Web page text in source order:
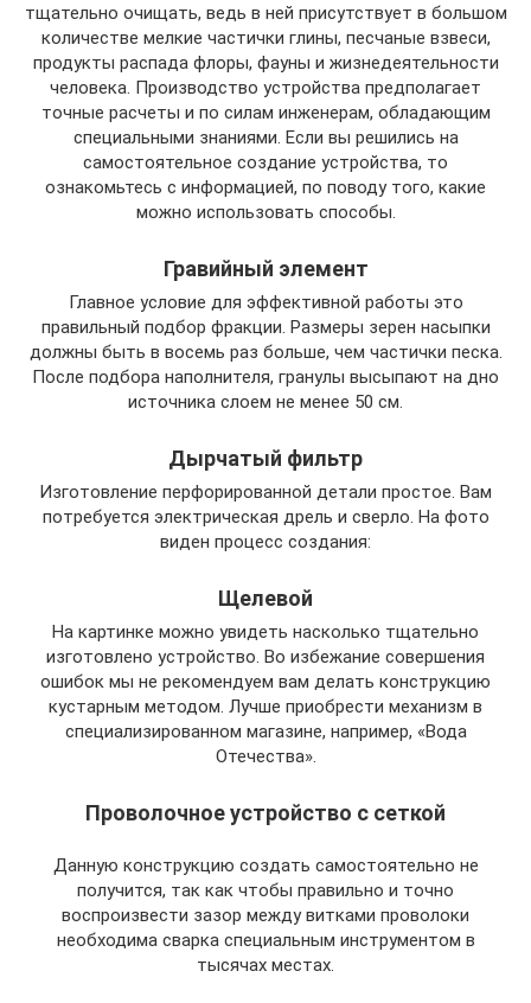
тщательно очищать, ведь в ней присутствует в большом
количестве мелкие частички глины, песчаные взвеси,
продукты распада флоры, фауны и жизнедеятельности
человека. Производство устройства предполагает
точные расчеты и по силам инженерам, обладающим
специальными знаниями. Если вы решились на
самостоятельное создание устройства, то
ознакомьтесь с информацией, по поводу того, какие
можно использовать способы.
Гравийный элемент
Главное условие для эффективной работы это
правильный подбор фракции. Размеры зерен насыпки
должны быть в восемь раз больше, чем частички песка.
После подбора наполнителя, гранулы высыпают на дно
источника слоем не менее 50 см.
Дырчатый фильтр
Изготовление перфорированной детали простое. Вам
потребуется электрическая дрель и сверло. На фото
виден процесс создания:
Щелевой
На картинке можно увидеть насколько тщательно
изготовлено устройство. Во избежание совершения
ошибок мы не рекомендуем вам делать конструкцию
кустарным методом. Лучше приобрести механизм в
специализированном магазине, например, «Вода
Отечества».
Проволочное устройство с сеткой
Данную конструкцию создать самостоятельно не
получится, так как чтобы правильно и точно
воспроизвести зазор между витками проволоки
необходима сварка специальным инструментом в
тысячах местах.